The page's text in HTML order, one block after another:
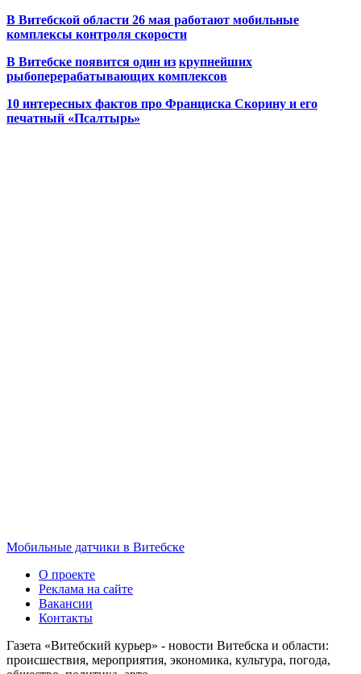
В Витебской области 26 мая работают мобильные
комплексы контроля скорости
В Витебске появится один из крупнейших
рыбоперерабатывающих комплексов
10 интересных фактов про Франциска Скорину и его
печатный «Псалтырь»
Мобильные датчики в Витебске
О проекте
Реклама на сайте
Вакансии
Контакты
Газета «Витебский курьер» - новости Витебска и области:
происшествия, мероприятия, экономика, культура, погода,